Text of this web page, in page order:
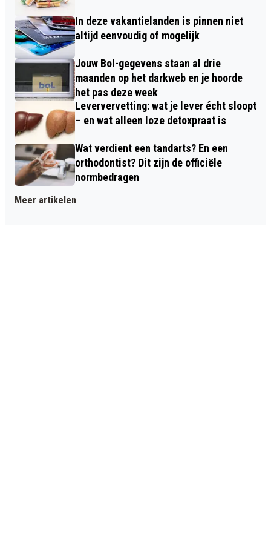
In deze vakantielanden is pinnen niet
altijd eenvoudig of mogelijk
Jouw Bol-gegevens staan al drie
maanden op het darkweb en je hoorde
het pas deze week
Leververvetting: wat je lever écht sloopt
– en wat alleen loze detoxpraat is
Wat verdient een tandarts? En een
orthodontist? Dit zijn de officiële
normbedragen
Meer artikelen